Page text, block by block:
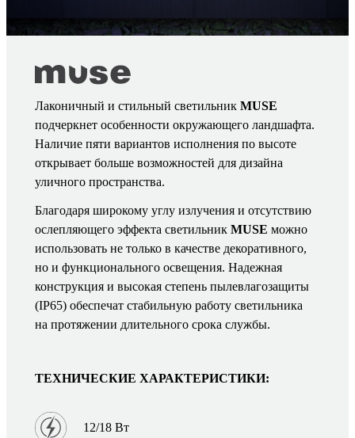
Лаконичный и стильный светильник MUSE
подчеркнет особенности окружающего ландшафта.
Наличие пяти вариантов исполнения по высоте
открывает больше возможностей для дизайна
уличного пространства.
Благодаря широкому углу излучения и отсутствию
ослепляющего эффекта светильник MUSE можно
использовать не только в качестве декоративного,
но и функционального освещения. Надежная
конструкция и высокая степень пылевлагозащиты
(IP65) обеспечат стабильную работу светильника
на протяжении длительного срока службы.
ТЕХНИЧЕСКИЕ ХАРАКТЕРИСТИКИ:
12/18 Вт